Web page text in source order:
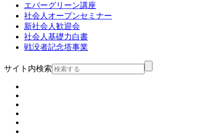
エバーグリーン講座
社会人オープンセミナー
新社会人歓迎会
社会人基礎力白書
戦没者記念塔事業
サイト内検索